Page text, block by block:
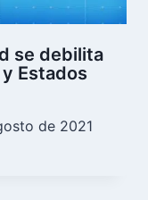
se debilita
Estados
de 2021